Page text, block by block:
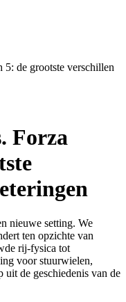
de grootste verschillen
Forza
nieuwe setting. We
ten opzichte van
rij-fysica tot
voor stuurwielen,
uit de geschiedenis van de